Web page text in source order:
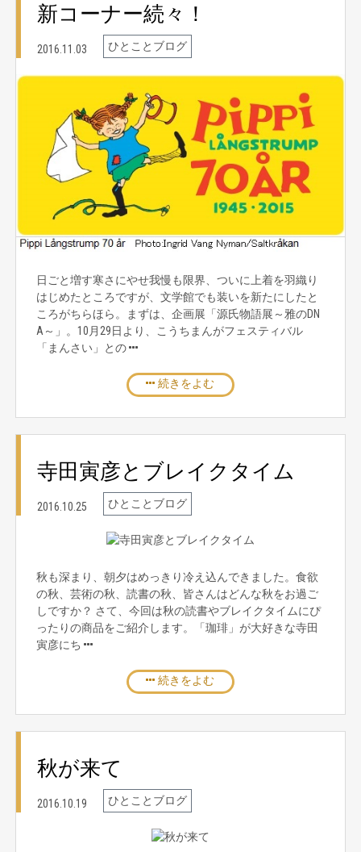
新コーナー続々！
2016.11.03 ひとことブログ
日ごと増す寒さにやせ我慢も限界、ついに上着を羽織り
はじめたところですが、文学館でも装いを新たにしたと
ころがちらほら。まずは、企画展「源氏物語展～雅のDN
A～」。10月29日より、こうちまんがフェスティバル
「まんさい」との
続きをよむ
寺田寅彦とブレイクタイム
2016.10.25 ひとことブログ
秋も深まり、朝夕はめっきり冷え込んできました。食欲
の秋、芸術の秋、読書の秋、皆さんはどんな秋をお過ご
しですか？ さて、今回は秋の読書やブレイクタイムにぴ
ったりの商品をご紹介します。「珈琲」が大好きな寺田
寅彦にち
続きをよむ
秋が来て
2016.10.19 ひとことブログ